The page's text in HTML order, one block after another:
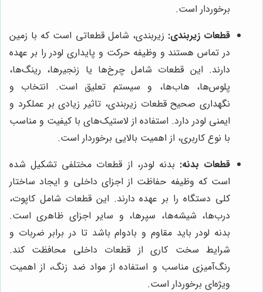
برخوردار است.
قطعات زیربندی: زیربندی، شامل قطعاتی است که با زمین
در تماس هستند و وظیفه حرکت و پایداری لودر را بر عهده
دارند. این قطعات شامل چرخ‌ها یا زنجیرها، رینگ‌ها،
پلوس‌ها، هاب‌ها، و سیستم تعلیق است. انتخاب و
نگهداری صحیح قطعات زیربندی، تاثیر زیادی بر عملکرد و
ایمنی لودر دارد. استفاده از لاستیک‌های با کیفیت و مناسب
با نوع کاربری، از اهمیت بالایی برخوردار است.
قطعات بدنه: بدنه لودر، از قطعات مختلفی تشکیل شده
است که وظیفه حفاظت از اجزای داخلی و ایجاد ساختار
کلی دستگاه را بر عهده دارند. این قطعات شامل کاپوت،
درب‌ها، شیشه‌ها، سپرها، و سایر اجزای ظاهری است.
بدنه لودر باید مقاوم و بادوام باشد تا در برابر ضربات و
شرایط سخت کاری از قطعات داخلی محافظت کند.
رنگ‌آمیزی مناسب و استفاده از مواد ضد زنگ، از اهمیت
ویژه‌ای برخوردار است.